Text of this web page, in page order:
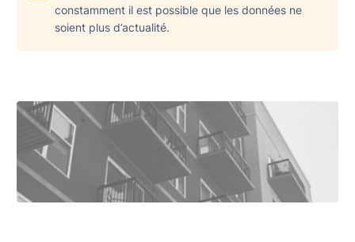
constamment il est possible que les données ne
soient plus d’actualité.